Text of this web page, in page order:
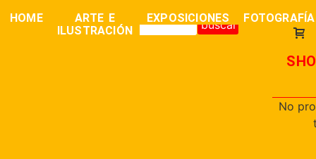
HOME
ARTE E
ILUSTRACIÓN
EXPOSICIONES FOTOGRAFÍA
buscar
0,00€
No